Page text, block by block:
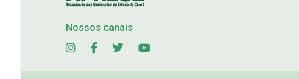
Nossos canais